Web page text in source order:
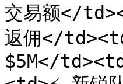
交易额</
返佣</
$5M</